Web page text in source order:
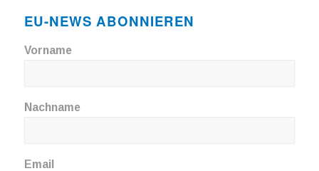
EU-NEWS ABONNIEREN
Vorname
Nachname
Email